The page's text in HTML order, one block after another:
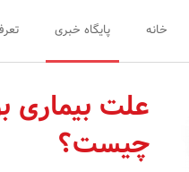
خانه پایگاه خبری
علت بیماری
چیست؟